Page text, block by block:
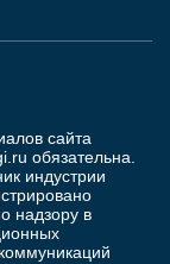
сайта
обязательна.
индустрии
надзору в